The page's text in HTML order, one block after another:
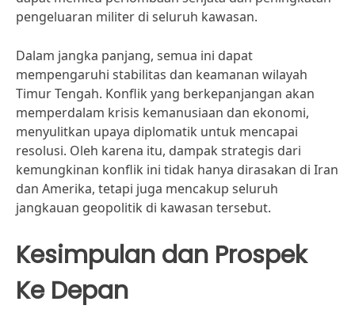
pengeluaran militer di seluruh kawasan.
Dalam jangka panjang, semua ini dapat
mempengaruhi stabilitas dan keamanan wilayah
Timur Tengah. Konflik yang berkepanjangan akan
memperdalam krisis kemanusiaan dan ekonomi,
menyulitkan upaya diplomatik untuk mencapai
resolusi. Oleh karena itu, dampak strategis dari
kemungkinan konflik ini tidak hanya dirasakan di Iran
dan Amerika, tetapi juga mencakup seluruh
jangkauan geopolitik di kawasan tersebut.
Kesimpulan dan Prospek
Ke Depan